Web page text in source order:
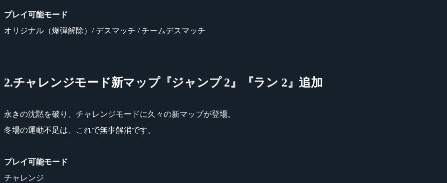
プレイ可能モード
オリジナル（爆弾解除）/ デスマッチ / チームデスマッチ
2.チャレンジモード新マップ『ジャンプ 2』『ラン 2』追加
永きの沈黙を破り、チャレンジモードに久々の新マップが登場。
冬場の運動不足は、これで無事解消です。
プレイ可能モード
チャレンジ